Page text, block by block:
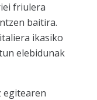
friulera
baitira.
ikasiko
elebidunak
egitearen